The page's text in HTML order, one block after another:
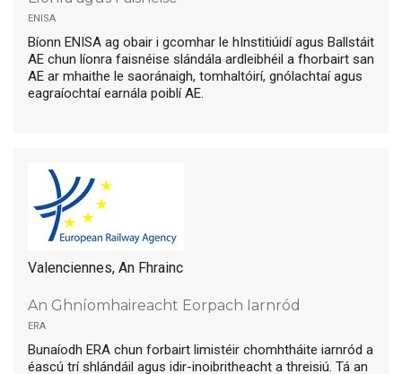
enisa
Bíonn ENISA ag obair i gcomhar le hInstitiúidí agus Ballstáit
AE chun líonra faisnéise slándála ardleibhéil a fhorbairt san
AE ar mhaithe le saoránaigh, tomhaltóirí, gnólachtaí agus
eagraíochtaí earnála poiblí AE.
Valenciennes, An Fhrainc
An Ghníomhaireacht Eorpach Iarnród
era
Bunaíodh ERA chun forbairt limistéir chomhtháite iarnród a
éascú trí shlándáil agus idir-inoibritheacht a threisiú. Tá an